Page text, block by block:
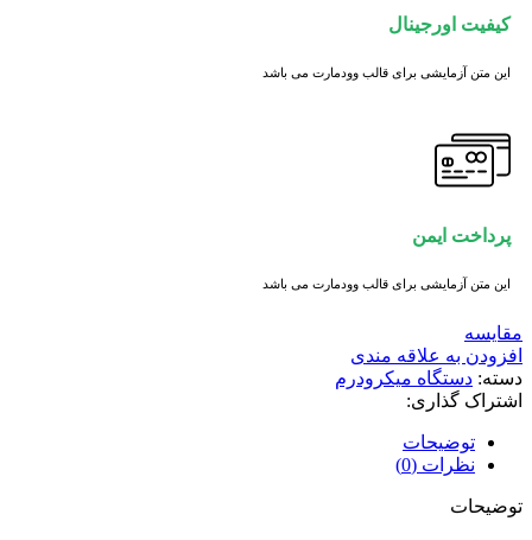
کیفیت اورجینال
این متن آزمایشی برای قالب وودمارت می باشد
پرداخت ایمن
این متن آزمایشی برای قالب وودمارت می باشد
مقايسه
افزودن به علاقه مندی
دسته: دستگاه میکرودرم
اشتراک گذاری:
توضیحات
نظرات (0)
توضیحات